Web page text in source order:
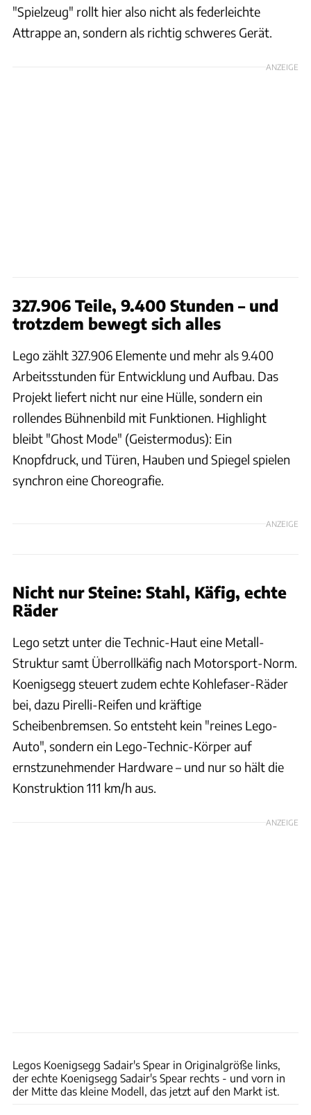
"Spielzeug" rollt hier also nicht als federleichte
Attrappe an, sondern als richtig schweres Gerät.
ANZEIGE
327.906 Teile, 9.400 Stunden – und
trotzdem bewegt sich alles
Lego zählt 327.906 Elemente und mehr als 9.400
Arbeitsstunden für Entwicklung und Aufbau. Das
Projekt liefert nicht nur eine Hülle, sondern ein
rollendes Bühnenbild mit Funktionen. Highlight
bleibt "Ghost Mode" (Geistermodus): Ein
Knopfdruck, und Türen, Hauben und Spiegel spielen
synchron eine Choreografie.
ANZEIGE
Nicht nur Steine: Stahl, Käfig, echte
Räder
Lego setzt unter die Technic-Haut eine Metall-
Struktur samt Überrollkäfig nach Motorsport-Norm.
Koenigsegg steuert zudem echte Kohlefaser-Räder
bei, dazu Pirelli-Reifen und kräftige
Scheibenbremsen. So entsteht kein "reines Lego-
Auto", sondern ein Lego-Technic-Körper auf
ernstzunehmender Hardware – und nur so hält die
Konstruktion 111 km/h aus.
ANZEIGE
Legos Koenigsegg Sadair's Spear in Originalgröße links,
der echte Koenigsegg Sadair's Spear rechts - und vorn in
der Mitte das kleine Modell, das jetzt auf den Markt ist.